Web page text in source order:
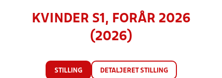
KVINDER S1, FORÅR 2026
(2026)
STILLING DETALJERET STILLING